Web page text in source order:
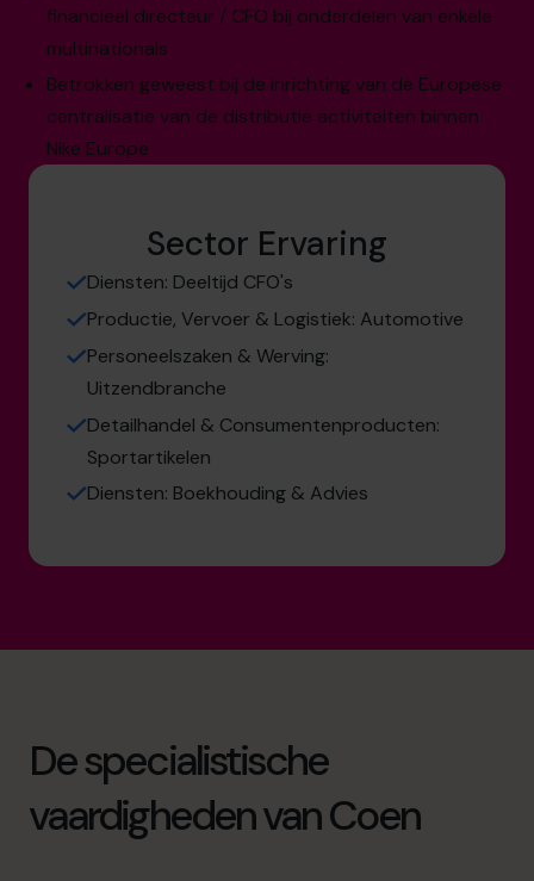
financieel directeur / CFO bij onderdelen van enkele
multinationals
Betrokken geweest bij de inrichting van de Europese
centralisatie van de distributie activiteiten binnen
Nike Europe
Sector Ervaring
Diensten: Deeltijd CFO's
Productie, Vervoer & Logistiek: Automotive
Personeelszaken & Werving:
Uitzendbranche
Detailhandel & Consumentenproducten:
Sportartikelen
Diensten: Boekhouding & Advies
De specialistische
vaardigheden van Coen